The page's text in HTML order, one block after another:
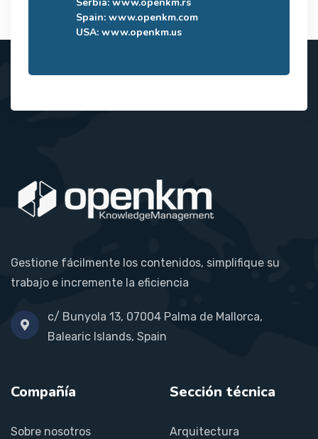
Spain: www.openkm.com
USA: www.openkm.us
Gestione fácilmente los contenidos, simplifique su
trabajo e incremente la eficiencia
c/ Bunyola 13, 07004 Palma de Mallorca,
Balearic Islands, Spain
Compañía
Sobre nosotros
Sección técnica
Arquitectura